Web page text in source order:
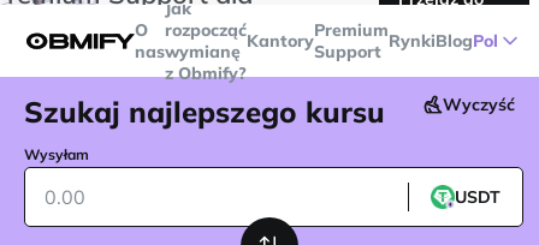
powyżej$5000
O
nas
Jak
rozpocząć
wymianę
z Obmify?
KantoryPremium
Support RynkiBlogPol
Szukaj najlepszego kursu Wyczyść
Wysyłam
USDT